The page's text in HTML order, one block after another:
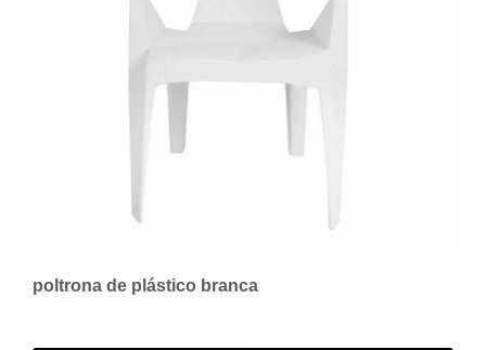
poltrona de plástico branca